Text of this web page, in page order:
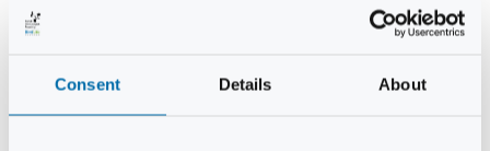
Consent Details About
Christian Hjorth